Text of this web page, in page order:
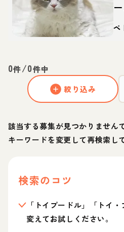
ペ
0件/0件中
絞り込み
該当する募集が見つかりません
キーワードを変更して再検索し
検索のコツ
「トイプードル」「トイ
変えてお試しください。